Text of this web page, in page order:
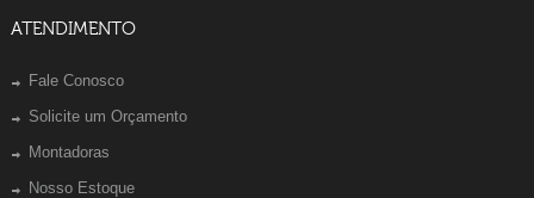
ATENDIMENTO
Fale Conosco
Solicite um Orçamento
Montadoras
Nosso Estoque